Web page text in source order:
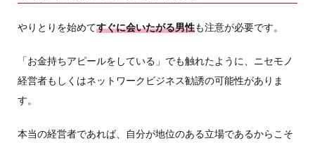
やりとりを始めてすぐに会いたがる男性も注意が必要です。
「お金持ちアピールをしている」でも触れたように、ニセモノ
経営者もしくはネットワークビジネス勧誘の可能性がありま
す。
本当の経営者であれば、自分が地位のある立場であるからこそ